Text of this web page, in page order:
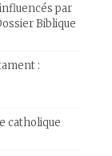
par
Biblique
:
catholique